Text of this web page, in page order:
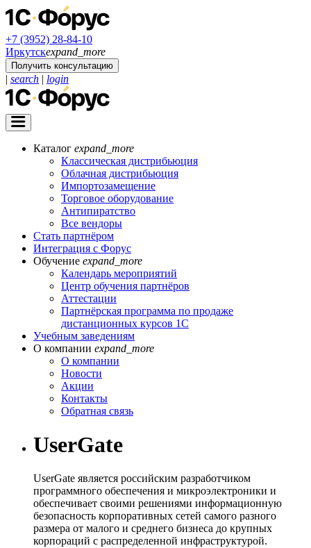
+7 (3952) 28-84-10
Иркутскexpand_more
Получить консультацию
| search | login
Каталог expand_more
Классическая дистрибьюция
Облачная дистрибьюция
Импортозамещение
Торговое оборудование
Антипиратство
Все вендоры
Стать партнёром
Интеграция с Форус
Обучение expand_more
Календарь мероприятий
Центр обучения партнёров
Аттестации
Партнёрская программа по продаже
дистанционных курсов 1С
Учебным заведениям
О компании expand_more
О компании
Новости
Акции
Контакты
Обратная связь
UserGate
UserGate является российским разработчиком
программного обеспечения и микроэлектроники и
обеспечивает своими решениями информационную
безопасность корпоративных сетей самого разного
размера от малого и среднего бизнеса до крупных
корпораций с распределенной инфраструктурой.